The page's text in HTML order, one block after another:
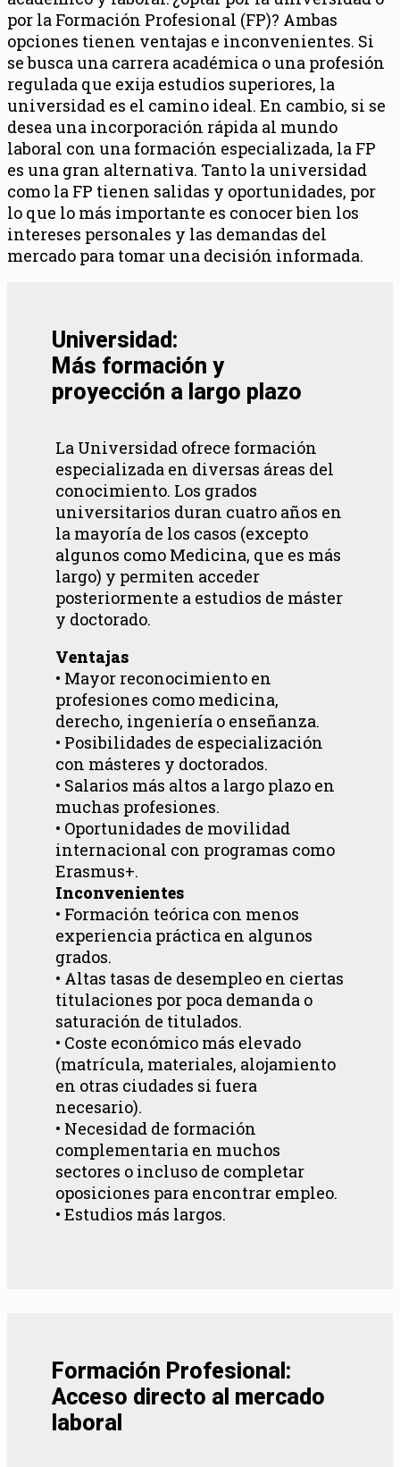
por la Formación Profesional (FP)? Ambas
opciones tienen ventajas e inconvenientes. Si
se busca una carrera académica o una profesión
regulada que exija estudios superiores, la
universidad es el camino ideal. En cambio, si se
desea una incorporación rápida al mundo
laboral con una formación especializada, la FP
es una gran alternativa. Tanto la universidad
como la FP tienen salidas y oportunidades, por
lo que lo más importante es conocer bien los
intereses personales y las demandas del
mercado para tomar una decisión informada.
Universidad:
Más formación y
proyección a largo plazo
La Universidad ofrece formación
especializada en diversas áreas del
conocimiento. Los grados
universitarios duran cuatro años en
la mayoría de los casos (excepto
algunos como Medicina, que es más
largo) y permiten acceder
posteriormente a estudios de máster
y doctorado.
Ventajas
• Mayor reconocimiento en
profesiones como medicina,
derecho, ingeniería o enseñanza.
• Posibilidades de especialización
con másteres y doctorados.
• Salarios más altos a largo plazo en
muchas profesiones.
• Oportunidades de movilidad
internacional con programas como
Erasmus+.
Inconvenientes
• Formación teórica con menos
experiencia práctica en algunos
grados.
• Altas tasas de desempleo en ciertas
titulaciones por poca demanda o
saturación de titulados.
• Coste económico más elevado
(matrícula, materiales, alojamiento
en otras ciudades si fuera
necesario).
• Necesidad de formación
complementaria en muchos
sectores o incluso de completar
oposiciones para encontrar empleo.
• Estudios más largos.
Formación Profesional:
Acceso directo al mercado
laboral